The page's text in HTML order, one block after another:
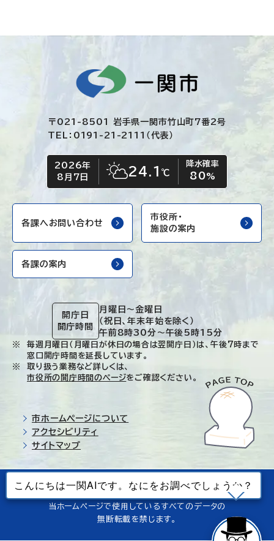
〒021-8501 岩手県一関市竹山町7番2号
TEL：0191-21-2111（代表）
今日の日付
2026年
8月7日
今日の天気
晴れ時々くもり
24.1℃
降水確率
80%
各課へお問い合わせ
市役所・
施設の案内
各課の案内
開庁日
開庁時間
月曜日～金曜日
（祝日、年末年始を除く）
午前8時30分～午後5時15分
毎週月曜日（月曜日が休日の場合は翌開庁日）は、午後7時まで
窓口開庁時間を延長しています。
取り扱う業務など詳しくは、
市役所の開庁時間のページをご確認ください。
市ホームページについて
アクセシビリティ
サイトマップ
© Ichinoseki-city. All rights reserved.
当ホームページで使用しているすべてのデータの
無断転載を禁じます。